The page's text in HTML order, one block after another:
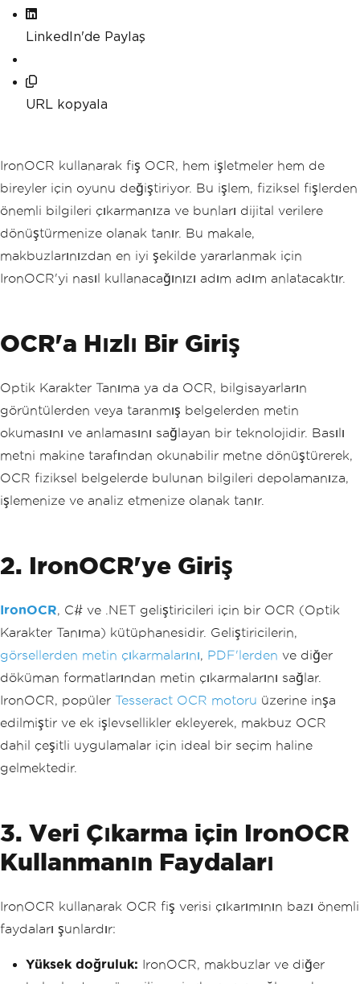
LinkedIn'de Paylaş
URL kopyala
IronOCR kullanarak fiş OCR, hem işletmeler hem de
bireyler için oyunu değiştiriyor. Bu işlem, fiziksel fişlerden
önemli bilgileri çıkarmanıza ve bunları dijital verilere
dönüştürmenize olanak tanır. Bu makale,
makbuzlarınızdan en iyi şekilde yararlanmak için
IronOCR'yi nasıl kullanacağınızı adım adım anlatacaktır.
OCR'a Hızlı Bir Giriş
Optik Karakter Tanıma ya da OCR, bilgisayarların
görüntülerden veya taranmış belgelerden metin
okumasını ve anlamasını sağlayan bir teknolojidir. Basılı
metni makine tarafından okunabilir metne dönüştürerek,
OCR fiziksel belgelerde bulunan bilgileri depolamanıza,
işlemenize ve analiz etmenize olanak tanır.
2. IronOCR'ye Giriş
IronOCR, C# ve .NET geliştiricileri için bir OCR (Optik
Karakter Tanıma) kütüphanesidir. Geliştiricilerin,
görsellerden metin çıkarmalarını, PDF'lerden ve diğer
döküman formatlarından metin çıkarmalarını sağlar.
IronOCR, popüler Tesseract OCR motoru üzerine inşa
edilmiştir ve ek işlevsellikler ekleyerek, makbuz OCR
dahil çeşitli uygulamalar için ideal bir seçim haline
gelmektedir.
3. Veri Çıkarma için IronOCR
Kullanmanın Faydaları
IronOCR kullanarak OCR fiş verisi çıkarımının bazı önemli
faydaları şunlardır:
Yüksek doğruluk: IronOCR, makbuzlar ve diğer